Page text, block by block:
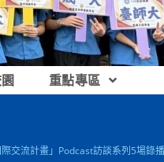
重點專區
交流計畫」Podcast訪談系列5場錄